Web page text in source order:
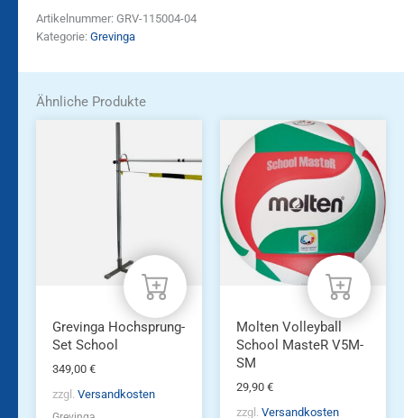
Artikelnummer: GRV-115004-04
Kategorie: Grevinga
Ähnliche Produkte
Grevinga Hochsprung-
Set School
349,00 €
zzgl. Versandkosten
Molten Volleyball
School MasteR V5M-
SM
29,90 €
zzgl. Versandkosten